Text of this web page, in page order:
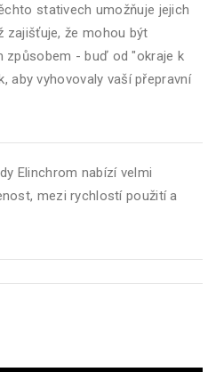
stativech umožňuje jejich
zajišťuje, že mohou být
způsobem - buď od "okraje k
aby vyhovovaly vaší přepravní
Elinchrom nabízí velmi
mezi rychlostí použití a